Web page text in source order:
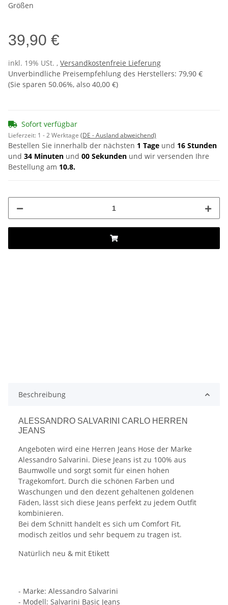
Größen
39,90 €
inkl. 19% USt. , Versandkostenfreie Lieferung
Unverbindliche Preisempfehlung des Herstellers: 79,90 €
(Sie sparen 50.06%, also 40,00 €)
Sofort verfügbar
Lieferzeit: 1 - 2 Werktage (DE - Ausland abweichend)
Bestellen Sie innerhalb der nächsten 1 Tage und 16 Stunden
und 34 Minuten und 00 Sekunden und wir versenden Ihre
Bestellung am 10.8.
Beschreibung
ALESSANDRO SALVARINI CARLO HERREN
JEANS
Angeboten wird eine Herren Jeans Hose der Marke
Alessandro Salvarini. Diese Jeans ist zu 100% aus
Baumwolle und sorgt somit für einen hohen
Tragekomfort. Durch die schönen Farben und
Waschungen und den dezent gehaltenen goldenen
Fäden, lässt sich diese Jeans perfekt zu jedem Outfit
kombinieren.
Bei dem Schnitt handelt es sich um Comfort Fit,
modisch zeitlos und sehr bequem zu tragen ist.
Natürlich neu & mit Etikett
- Marke: Alessandro Salvarini
- Modell: Salvarini Basic Jeans